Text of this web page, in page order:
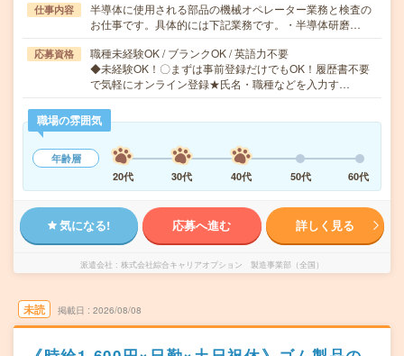
仕事内容
半導体に使用される部品の機械オペレーター業務と検査の
お仕事です。具体的には下記業務です。・半導体研磨…
応募資格
職種未経験OK / ブランクOK / 英語力不要
◆未経験OK！〇まずは事前登録だけでもOK！履歴書不要
で気軽にオンライン登録★氏名・職種などを入力す…
職場の雰囲気
年齢層
20代
30代 40代 50代 60代
気になる! 応募へ進む 詳しく見る
派遣会社 株式会社綜合キャリアオプション 製造事業部（全国）
未読 掲載日 2026/08/08